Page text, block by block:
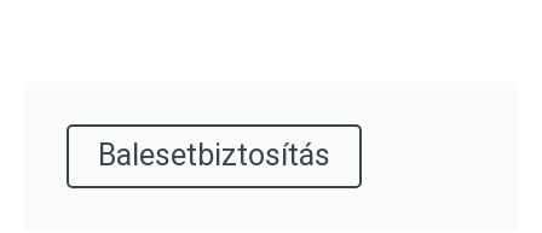
Balesetbiztosítás